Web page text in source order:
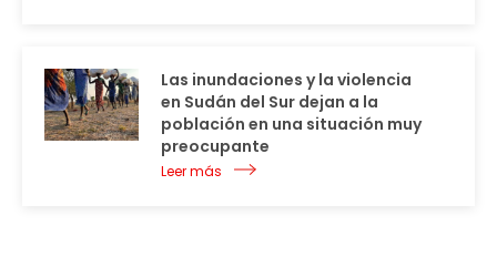
Las inundaciones y la violencia
en Sudán del Sur dejan a la
población en una situación muy
preocupante
Leer más